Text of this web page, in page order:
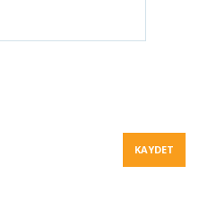
KAYDET